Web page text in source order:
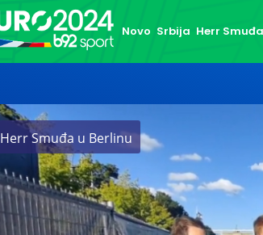
Novo Srbija Herr Smuđa
Herr Smuđa u Berlinu